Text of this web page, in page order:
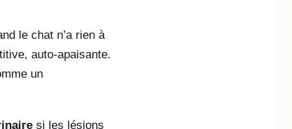
le chat n’a rien à
auto-apaisante.
un
si les lésions